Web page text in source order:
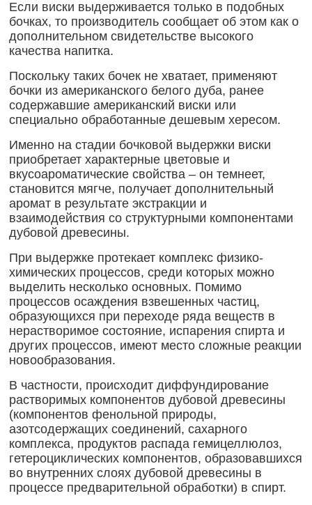
Если виски выдерживается только в подобных
бочках, то производитель сообщает об этом как о
дополнительном свидетельстве высокого
качества напитка.
Поскольку таких бочек не хватает, применяют
бочки из американского белого дуба, ранее
содержавшие американский виски или
специально обработанные дешевым хересом.
Именно на стадии бочковой выдержки виски
приобретает характерные цветовые и
вкусоароматические свойства – он темнеет,
становится мягче, получает дополнительный
аромат в результате экстракции и
взаимодействия со структурными компонентами
дубовой древесины.
При выдержке протекает комплекс физико-
химических процессов, среди которых можно
выделить несколько основных. Помимо
процессов осаждения взвешенных частиц,
образующихся при переходе ряда веществ в
нерастворимое состояние, испарения спирта и
других процессов, имеют место сложные реакции
новообразования.
В частности, происходит диффундирование
растворимых компонентов дубовой древесины
(компонентов фенольной природы,
азотсодержащих соединений, сахарного
комплекса, продуктов распада гемицеллюлоз,
гетероциклических компонентов, образовавшихся
во внутренних слоях дубовой древесины в
процессе предварительной обработки) в спирт.